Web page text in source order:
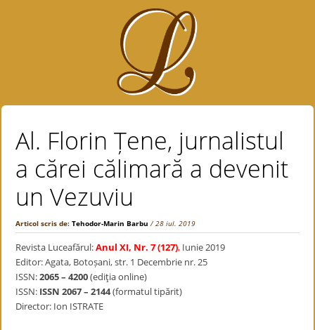
Al. Florin Țene, jurnalistul
a cărei călimară a devenit
un Vezuviu
Articol scris de:Tehodor-Marin Barbu / 28 iul. 2019
Revista Luceafărul:Anul XI, Nr. 7 (127), Iunie 2019
Editor: Agata, Botoșani, str. 1 Decembrie nr. 25
ISSN:2065 – 4200(ediţia online)
ISSN: ISSN 2067 – 2144(formatul tipărit)
Director: Ion ISTRATE